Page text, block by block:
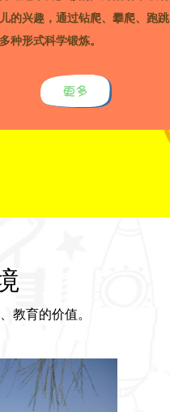
的兴趣，通过钻爬、攀爬、跑跳
种形式科学锻炼。
教育的价值。